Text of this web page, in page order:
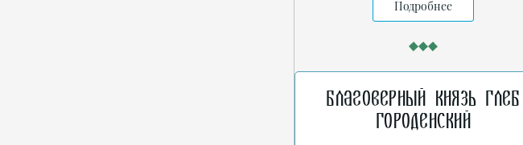
Подробнее
Благоверный князь Глеб
Городенский